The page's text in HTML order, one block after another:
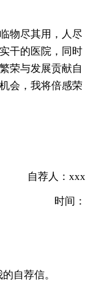
物尽其用，人尽
干的医院，同时
荣与发展贡献自
会，我将倍感荣
自荐人：xxx
时间：
自荐信。